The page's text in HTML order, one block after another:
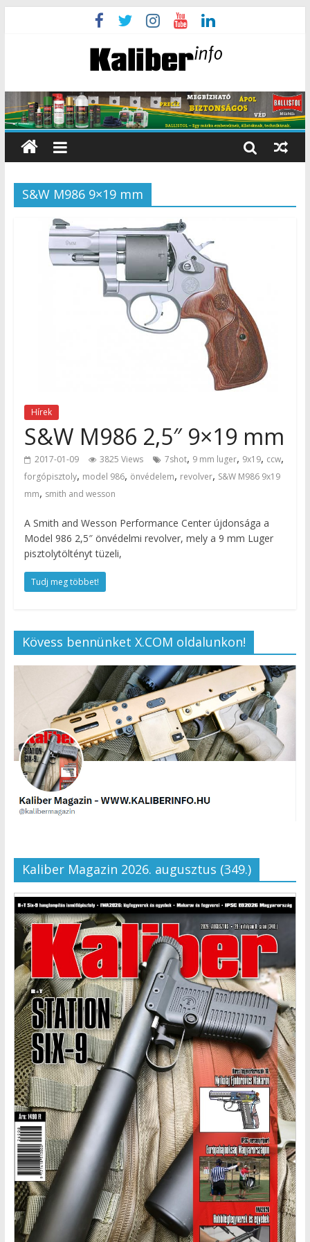
S&W M986 9×19 mm
Hírek
S&W M986 2,5″ 9×19 mm
2017-01-09 3825 Views 7shot, 9 mm luger, 9x19, ccw,
forgópisztoly, model 986, önvédelem, revolver, S&W M986 9x19
mm, smith and wesson
A Smith and Wesson Performance Center újdonsága a
Model 986 2,5″ önvédelmi revolver, mely a 9 mm Luger
pisztolytöltényt tüzeli,
Tudj meg többet!
Kövess bennünket X.COM oldalunkon!
Kaliber Magazin 2026. augusztus (349.)